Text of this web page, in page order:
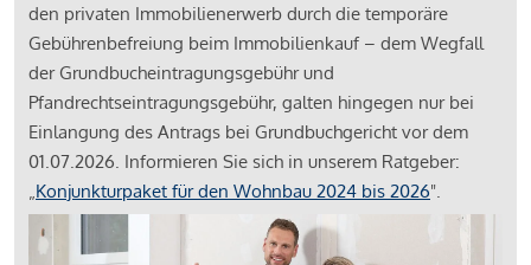
den privaten Immobilienerwerb durch die temporäre
Gebührenbefreiung beim Immobilienkauf – dem Wegfall
der Grundbucheintragungsgebühr und
Pfandrechtseintragungsgebühr, galten hingegen nur bei
Einlangung des Antrags bei Grundbuchgericht vor dem
01.07.2026. Informieren Sie sich in unserem Ratgeber:
„Konjunkturpaket für den Wohnbau 2024 bis 2026".